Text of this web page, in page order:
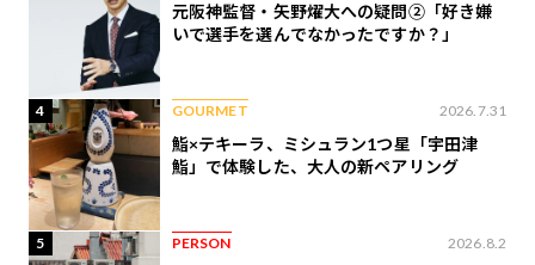
元阪神監督・矢野燿大への疑問②「好き嫌
いで選手を選んでなかったですか？」
4 GOURMET 2026.7.31
鮨×テキーラ、ミシュラン1つ星「宇田津
鮨」で体験した、大人の新ペアリング
5 PERSON 2026.8.2